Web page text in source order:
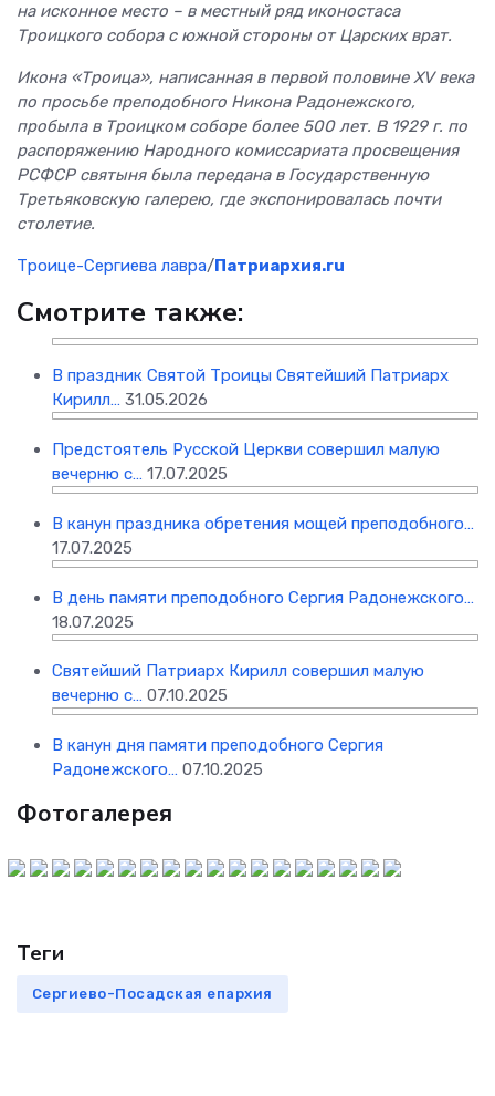
на исконное место – в местный ряд иконостаса
Троицкого собора с южной стороны от Царских врат.
Икона «Троица», написанная в первой половине XV века
по просьбе преподобного Никона Радонежского,
пробыла в Троицком соборе более 500 лет. В 1929 г. по
распоряжению Народного комиссариата просвещения
РСФСР святыня была передана в Государственную
Третьяковскую галерею, где экспонировалась почти
столетие.
Троице-Сергиева лавра/Патриархия.ru
Смотрите также:
В праздник Святой Троицы Святейший Патриарх
Кирилл… 31.05.2026
Предстоятель Русской Церкви совершил малую
вечерню с… 17.07.2025
В канун праздника обретения мощей преподобного…
17.07.2025
В день памяти преподобного Сергия Радонежского…
18.07.2025
Святейший Патриарх Кирилл совершил малую
вечерню с… 07.10.2025
В канун дня памяти преподобного Сергия
Радонежского… 07.10.2025
Фотогалерея
Теги
Сергиево-Посадская епархия